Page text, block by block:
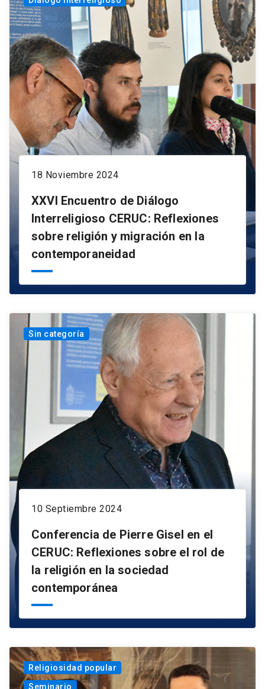
18 Noviembre 2024
XXVI Encuentro de Diálogo
Interreligioso CERUC: Reflexiones
sobre religión y migración en la
contemporaneidad
Sin categoría
10 Septiembre 2024
Conferencia de Pierre Gisel en el
CERUC: Reflexiones sobre el rol de
la religión en la sociedad
contemporánea
Religiosidad popular
Seminario